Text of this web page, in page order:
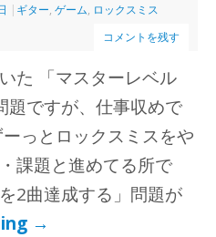
| ギター,ゲーム, ロックスミス
コメントを残す
た 「マスターレベル
題ですが、仕事収めで
っとロックスミスをや
課題と進めてる所で
2曲達成する」問題が
→